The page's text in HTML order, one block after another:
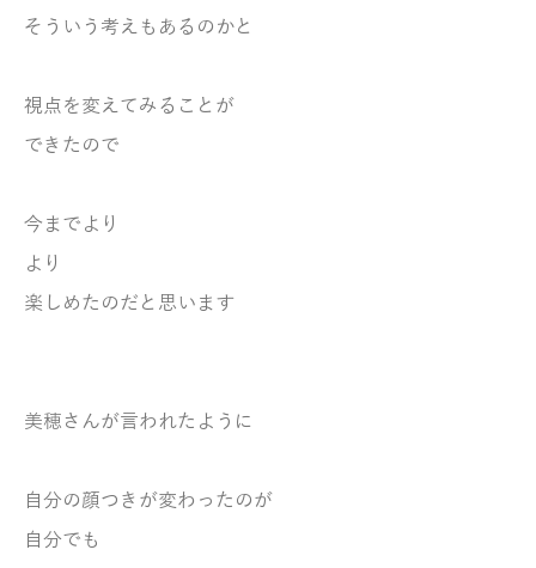
そういう考えもあるのかと
視点を変えてみることが
できたので
今までより
より
楽しめたのだと思います
美穂さんが言われたように
自分の顔つきが変わったのが
自分でも